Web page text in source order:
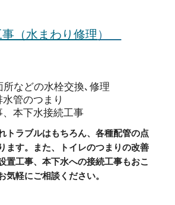
事（水まわり修理 ）
などの水栓交換､修理
管のつまり
本下水接続工事
トラブルはもちろん、各種配管の点
ます。また、トイレのつまりの改善
置工事、本下水への接続工事もおこ
気軽にご相談ください。